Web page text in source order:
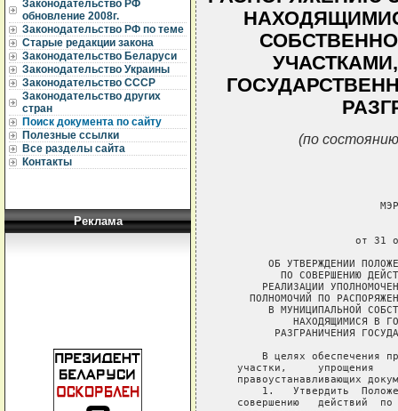
Законодательство РФ
обновление 2008г.
Законодательство РФ по теме
Старые редакции закона
Законодательство Беларуси
Законодательство Украины
Законодательство СССР
Законодательство других
стран
Поиск документа по сайту
Полезные ссылки
Все разделы сайта
Контакты
Реклама
(по